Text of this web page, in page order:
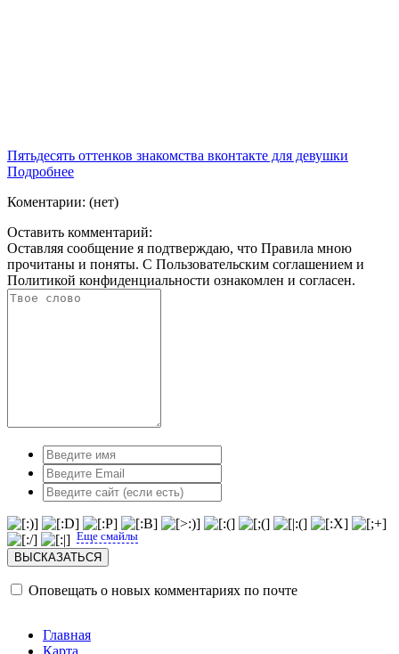
Пятьдесять оттенков знакомства вконтакте для девушки
Подробнее
Коментарии: (нет)
Оставить комментарий:
Оставляя сообщение я подтверждаю, что Правила мною
прочитаны и поняты. С Пользовательским соглашением и
Политикой конфиденциальности ознакомлен и согласен.
Еще смайлы
Оповещать о новых комментариях по почте
Главная